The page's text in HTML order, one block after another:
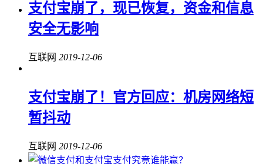
支付宝崩了，现已恢复，资金和信息
安全无影响
互联网 2019-12-06
支付宝崩了！官方回应：机房网络短
暂抖动
互联网 2019-12-06